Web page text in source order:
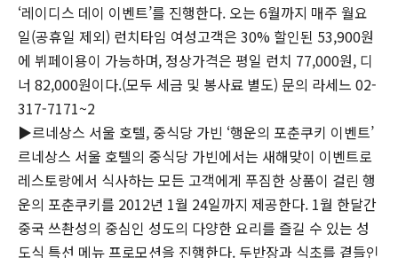
‘레이디스 데이 이벤트’를 진행한다. 오는 6월까지 매주 월요
일(공휴일 제외) 런치타임 여성고객은 30% 할인된 53,900원
에 뷔페이용이 가능하며, 정상가격은 평일 런치 77,000원, 디
너 82,000원이다.(모두 세금 및 봉사료 별도) 문의 라세느 02-
317-7171~2
▶르네상스 서울 호텔, 중식당 가빈 ‘행운의 포춘쿠키 이벤트’
르네상스 서울 호텔의 중식당 가빈에서는 새해맞이 이벤트로
레스토랑에서 식사하는 모든 고객에게 푸짐한 상품이 걸린 행
운의 포춘쿠키를 2012년 1월 24일까지 제공한다. 1월 한달간
중국 쓰촨성의 중심인 성도의 다양한 요리를 즐길 수 있는 성
도식 특선 메뉴 프로모션을 진행한다. 두반장과 식초를 곁들인